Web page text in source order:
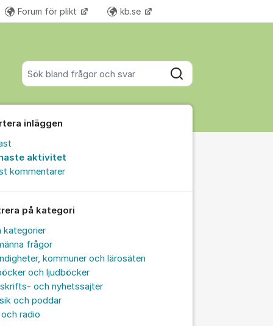
Sök bland alla inlägg
Sök
Forum för plikt kb.se Fler supportlänkar
inläggen
aktivitet
kommentarer
på kategori
kategorier
frågor
kommuner och lärosäten
och ljudböcker
och nyhetssajter
och poddar
radio